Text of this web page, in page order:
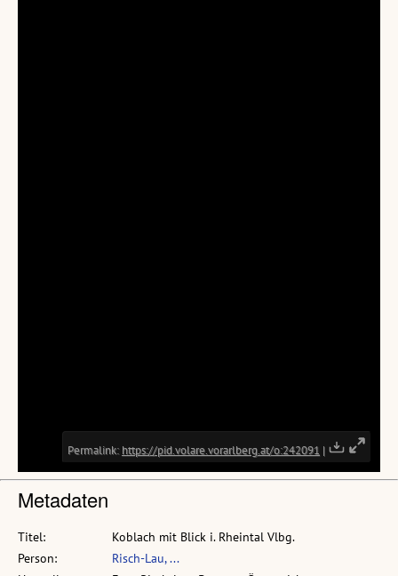
Metadaten
Titel:
Koblach mit Blick i. Rheintal Vlbg.
Person:
Risch-Lau, ...